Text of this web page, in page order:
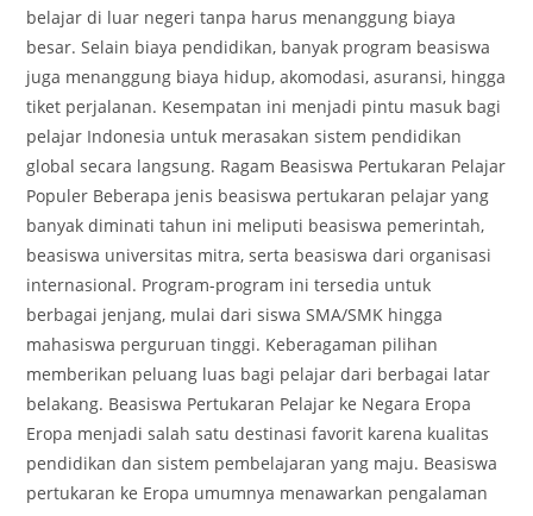
belajar di luar negeri tanpa harus menanggung biaya
besar. Selain biaya pendidikan, banyak program beasiswa
juga menanggung biaya hidup, akomodasi, asuransi, hingga
tiket perjalanan. Kesempatan ini menjadi pintu masuk bagi
pelajar Indonesia untuk merasakan sistem pendidikan
global secara langsung. Ragam Beasiswa Pertukaran Pelajar
Populer Beberapa jenis beasiswa pertukaran pelajar yang
banyak diminati tahun ini meliputi beasiswa pemerintah,
beasiswa universitas mitra, serta beasiswa dari organisasi
internasional. Program-program ini tersedia untuk
berbagai jenjang, mulai dari siswa SMA/SMK hingga
mahasiswa perguruan tinggi. Keberagaman pilihan
memberikan peluang luas bagi pelajar dari berbagai latar
belakang. Beasiswa Pertukaran Pelajar ke Negara Eropa
Eropa menjadi salah satu destinasi favorit karena kualitas
pendidikan dan sistem pembelajaran yang maju. Beasiswa
pertukaran ke Eropa umumnya menawarkan pengalaman